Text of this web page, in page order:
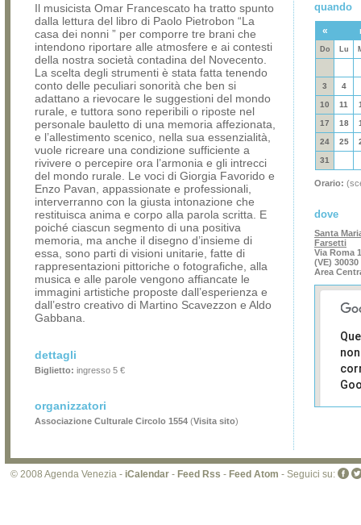
Il musicista Omar Francescato ha tratto spunto
dalla lettura del libro di Paolo Pietrobon “La
casa dei nonni ” per comporre tre brani che
intendono riportare alle atmosfere e ai contesti
della nostra società contadina del Novecento.
La scelta degli strumenti è stata fatta tenendo
conto delle peculiari sonorità che ben si
adattano a rievocare le suggestioni del mondo
rurale, e tuttora sono reperibili o riposte nel
personale bauletto di una memoria affezionata,
e l’allestimento scenico, nella sua essenzialità,
vuole ricreare una condizione sufficiente a
rivivere o percepire ora l’armonia e gli intrecci
del mondo rurale. Le voci di Giorgia Favorido e
Enzo Pavan, appassionate e professionali,
interverranno con la giusta intonazione che
restituisca anima e corpo alla parola scritta. E
poiché ciascun segmento di una positiva
memoria, ma anche il disegno d’insieme di
essa, sono parti di visioni unitarie, fatte di
rappresentazioni pittoriche o fotografiche, alla
musica e alle parole vengono affiancate le
immagini artistiche proposte dall’esperienza e
dall’estro creativo di Martino Scavezzon e Aldo
Gabbana.
dettagli
Biglietto: ingresso 5 €
organizzatori
Associazione Culturale Circolo 1554 (Visita sito)
quando
«
Do Lu
3 4
10 11
17 18
24 25
31
Orario:
dove
Santa
Farsetti
Via Roma
(VE) 30030
Area
© 2008 Agenda Venezia - iCalendar - Feed Rss - Feed Atom - Seguici su: